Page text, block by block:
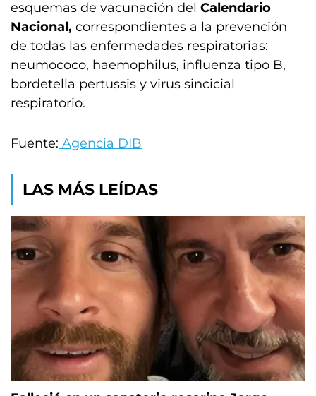
esquemas de vacunación del Calendario
Nacional, correspondientes a la prevención
de todas las enfermedades respiratorias:
neumococo, haemophilus, influenza tipo B,
bordetella pertussis y virus sincicial
respiratorio.
Fuente: Agencia DIB
LAS MÁS LEÍDAS